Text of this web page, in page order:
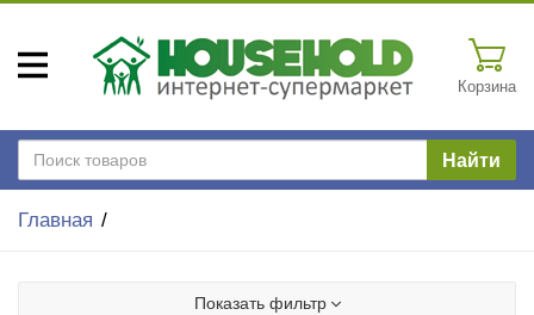
Корзина
Найти
Главная
Показать фильтр